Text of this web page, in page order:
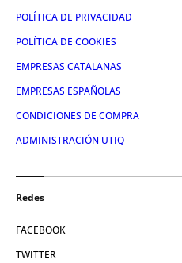
POLÍTICA DE PRIVACIDAD
POLÍTICA DE COOKIES
EMPRESAS CATALANAS
EMPRESAS ESPAÑOLAS
CONDICIONES DE COMPRA
ADMINISTRACIÓN UTIQ
Redes
FACEBOOK
TWITTER